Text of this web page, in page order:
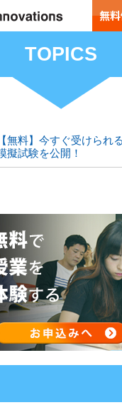
無
TOPICS
【無料】今すぐ受けられ
擬試験を公開！